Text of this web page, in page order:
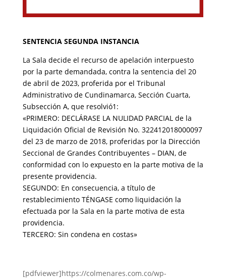
SENTENCIA SEGUNDA INSTANCIA
La Sala decide el recurso de apelación interpuesto
por la parte demandada, contra la sentencia del 20
de abril de 2023, proferida por el Tribunal
Administrativo de Cundinamarca, Sección Cuarta,
Subsección A, que resolvió1:
«PRIMERO: DECLÁRASE LA NULIDAD PARCIAL de la
Liquidación Oficial de Revisión No. 322412018000097
del 23 de marzo de 2018, proferidas por la Dirección
Seccional de Grandes Contribuyentes – DIAN, de
conformidad con lo expuesto en la parte motiva de la
presente providencia.
SEGUNDO: En consecuencia, a título de
restablecimiento TÉNGASE como liquidación la
efectuada por la Sala en la parte motiva de esta
providencia.
TERCERO: Sin condena en costas»
[pdfviewer]https://colmenares.com.co/wp-